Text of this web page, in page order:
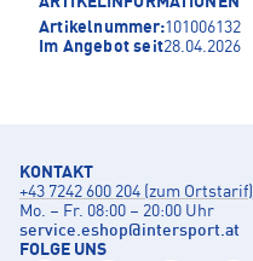
Artikelnummer:101006132
Im Angebot seit28.04.2026
KONTAKT
+43 7242 600 204 (zum Ortstarif)
Mo. – Fr. 08:00 – 20:00 Uhr
service.eshop@intersport.at
FOLGE UNS